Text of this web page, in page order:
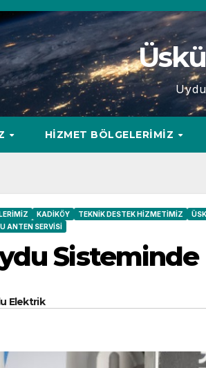
HIZMET BÖLGELERIMIZ
KADIKÖY TEKNIK DESTEK HIZMETIMIZ
ANTEN SERVISI
Elektrik